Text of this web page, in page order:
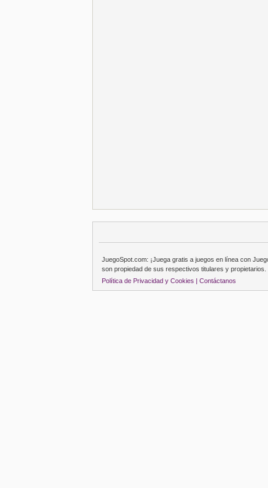
JuegoSpot.com: ¡Juega gratis a juegos en línea con
son propiedad de sus respectivos titulares y propietarios.
Política de Privacidad y Cookies | Contáctanos